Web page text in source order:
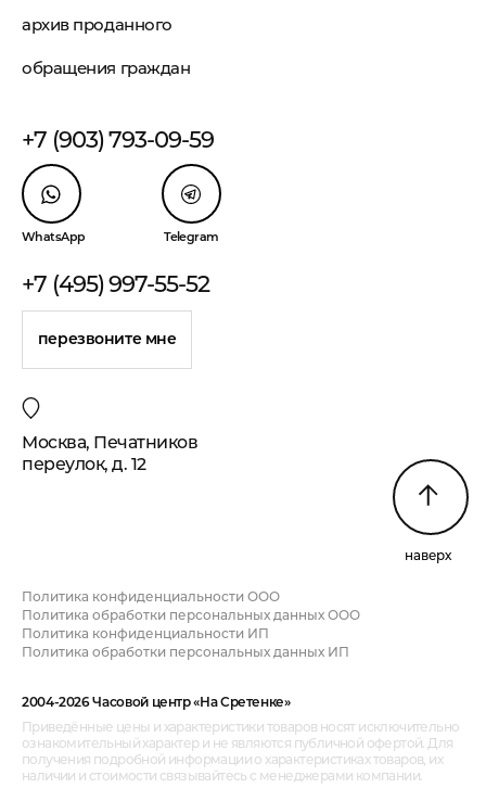
архив проданного
обращения граждан
+7 (903) 793-09-59
WhatsApp Telegram
+7 (495) 997-55-52
перезвоните мне
Москва, Печатников
переулок, д. 12
наверх
Политика конфиденциальности ООО
Политика обработки персональных данных ООО
Политика конфиденциальности ИП
Политика обработки персональных данных ИП
2004-2026 Часовой центр «На Сретенке»
Приведённые цены и характеристики товаров носят исключительно
ознакомительный характер и не являются публичной офертой. Для
получения подробной информации о характеристиках товаров, их
наличии и стоимости связывайтесь с менеджерами компании.